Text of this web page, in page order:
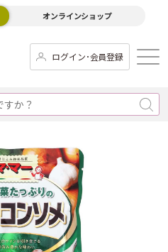
オンラインショップ
ログイン･会員登録